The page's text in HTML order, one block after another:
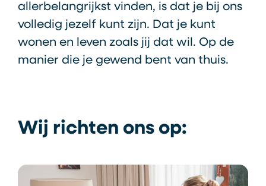
allerbelangrijkst vinden, is dat je bij ons
volledig jezelf kunt zijn. Dat je kunt
wonen en leven zoals jij dat wil. Op de
manier die je gewend bent van thuis.
Wij richten ons op: